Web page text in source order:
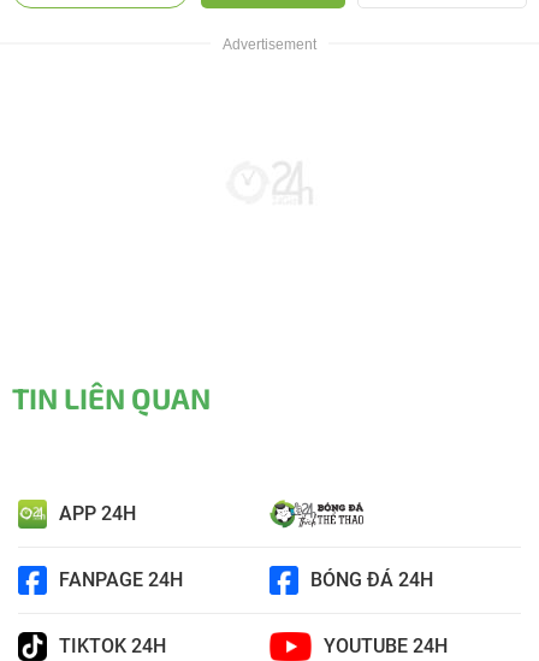
TIN LIÊN QUAN
APP 24H
FANPAGE 24H BÓNG ĐÁ 24H
TIKTOK 24H YOUTUBE 24H